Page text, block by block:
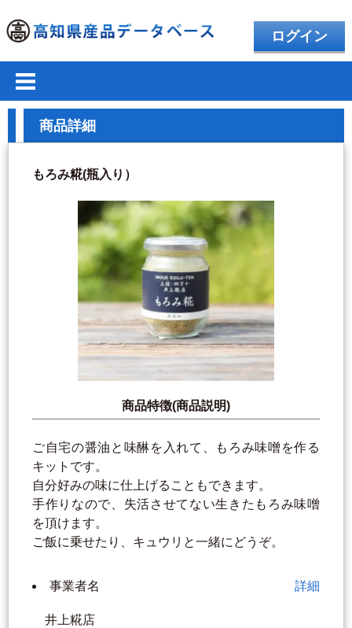
ログイン
商品詳細
もろみ糀(瓶入り）
商品特徴(商品説明)
ご自宅の醤油と味醂を入れて、もろみ味噌を作る
キットです。
自分好みの味に仕上げることもできます。
手作りなので、失活させてない生きたもろみ味噌
を頂けます。
ご飯に乗せたり、キュウリと一緒にどうぞ。
事業者名 詳細
井上糀店